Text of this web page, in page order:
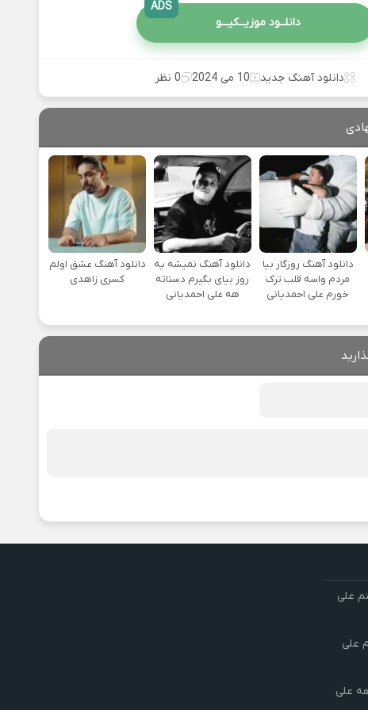
دانلــود موزیــکیـــو
ADS
دانلود آهنگ جدید 10 می 2024 0 نظر
دانلود آهنگ روزگار بیا
مردم واسه قلب ترک
خورم علی احمدیانی
دانلود آهنگ نمیشه یه
روز بیای بگیرم دستاته
هه علی احمدیانی
دانلود آهنگ عشق اولم
کسری زاهدی
علی
علی
علی